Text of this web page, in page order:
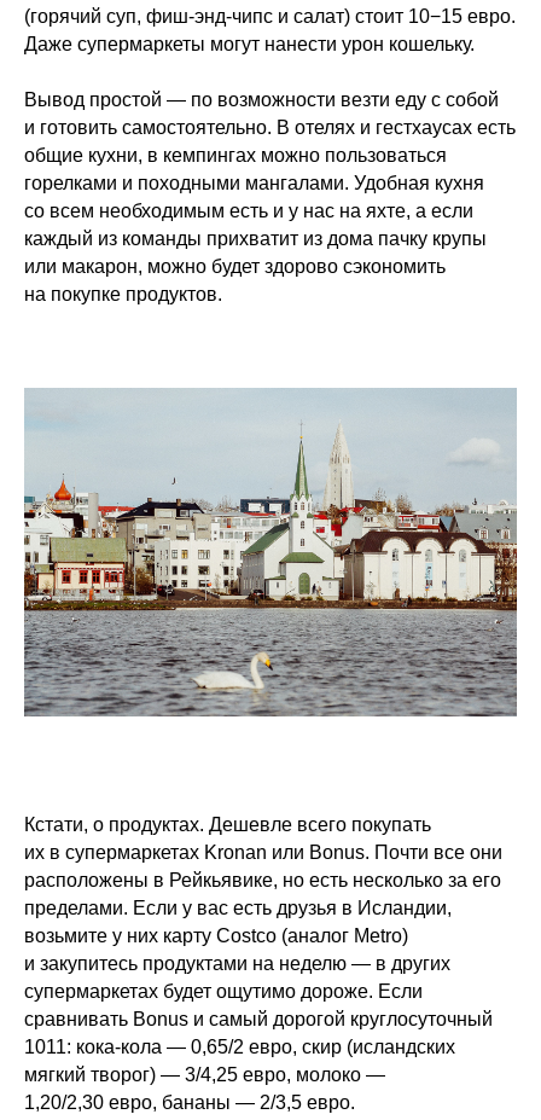
(горячий суп, фиш-энд-чипс и салат) стоит 10−15 евро.
Даже супермаркеты могут нанести урон кошельку.
Вывод простой — по возможности везти еду с собой
и готовить самостоятельно. В отелях и гестхаусах есть
общие кухни, в кемпингах можно пользоваться
горелками и походными мангалами. Удобная кухня
со всем необходимым есть и у нас на яхте, а если
каждый из команды прихватит из дома пачку крупы
или макарон, можно будет здорово сэкономить
на покупке продуктов.
Кстати, о продуктах. Дешевле всего покупать
их в супермаркетах Kronan или Bonus. Почти все они
расположены в Рейкьявике, но есть несколько за его
пределами. Если у вас есть друзья в Исландии,
возьмите у них карту Costco (аналог Metro)
и закупитесь продуктами на неделю — в других
супермаркетах будет ощутимо дороже. Если
сравнивать Bonus и самый дорогой круглосуточный
1011: кока-кола — 0,65/2 евро, скир (исландских
мягкий творог) — 3/4,25 евро, молоко —
1,20/2,30 евро, бананы — 2/3,5 евро.